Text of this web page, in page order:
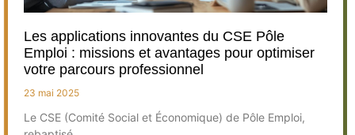
Les applications innovantes du CSE Pôle
Emploi : missions et avantages pour optimiser
votre parcours professionnel
23 mai 2025
Le CSE (Comité Social et Économique) de Pôle Emploi,